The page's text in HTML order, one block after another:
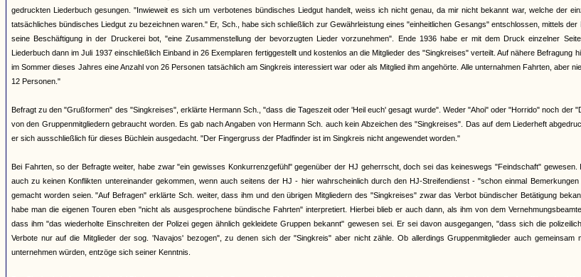
gedruckten Liederbuch gesungen. "Inwieweit es sich um verbotenes bündisches Liedgut handelt, weiss ich nicht genau, da mir nicht bekannt war, welche der
tatsächliches bündisches Liedgut zu bezeichnen waren." Er, Sch., habe sich schließlich zur Gewährleistung eines "einheitlichen Gesangs" entschlossen, mittels der
seine Beschäftigung in der Druckerei bot, "eine Zusammenstellung der bevorzugten Lieder vorzunehmen". Ende 1936 habe er mit dem Druck einzelner
Liederbuch dann im Juli 1937 einschließlich Einband in 26 Exemplaren fertiggestellt und kostenlos an die Mitglieder des "Singkreises" verteilt. Auf nähere Befragung
im Sommer dieses Jahres eine Anzahl von 26 Personen tatsächlich am Singkreis interessiert war oder als Mitglied ihm angehörte. Alle unternahmen Fahrten, aber
12 Personen."
Befragt zu den "Grußformen" des "Singkreises", erklärte Hermann Sch., "dass die Tageszeit oder 'Heil euch' gesagt wurde". Weder "Ahoi" oder "Horrido" noch der
von den Gruppenmitgliedern gebraucht worden. Es gab nach Angaben von Hermann Sch. auch kein Abzeichen des "Singkreises". Das auf dem Liederheft
er sich ausschließlich für dieses Büchlein ausgedacht. "Der Fingergruss der Pfadfinder ist im Singkreis nicht angewendet worden."
Bei Fahrten, so der Befragte weiter, habe zwar "ein gewisses Konkurrenzgefühl" gegenüber der HJ geherrscht, doch sei das keineswegs "Feindschaft" gewesen.
auch zu keinen Konflikten untereinander gekommen, wenn auch seitens der HJ - hier wahrscheinlich durch den HJ-Streifendienst - "schon einmal
gemacht worden seien. "Auf Befragen" erklärte Sch. weiter, dass ihm und den übrigen Mitgliedern des "Singkreises" zwar das Verbot bündischer Betätigung
habe man die eigenen Touren eben "nicht als ausgesprochene bündische Fahrten" interpretiert. Hierbei blieb er auch dann, als ihm von dem
dass ihm "das wiederholte Einschreiten der Polizei gegen ähnlich gekleidete Gruppen bekannt" gewesen sei. Er sei davon ausgegangen, "dass sich die
Verbote nur auf die Mitglieder der sog. 'Navajos' bezogen", zu denen sich der "Singkreis" aber nicht zähle. Ob allerdings Gruppenmitglieder auch gemeinsam
unternehmen würden, entzöge sich seiner Kenntnis.